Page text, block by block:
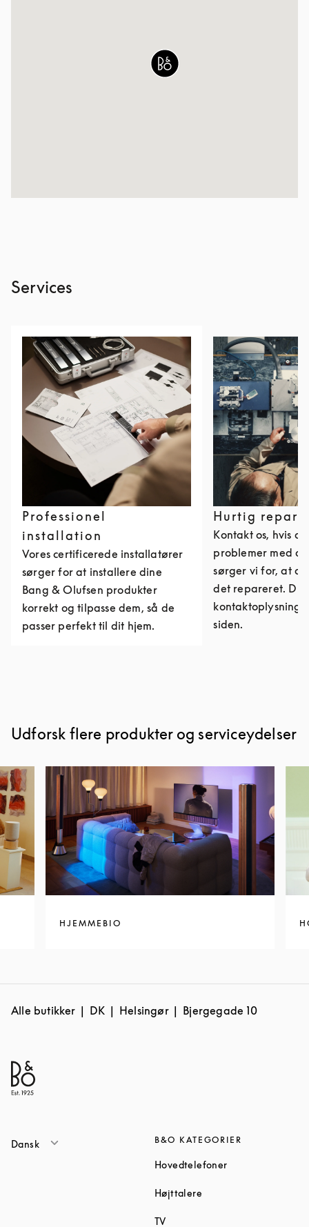
Services
Professionel
installation
Vores certificerede installatører
sørger for at installere dine
Bang & Olufsen produkter
korrekt og tilpasse dem, så de
passer perfekt til dit hjem.
Hurtig
Kontakt os, hvis
problemer med
sørger vi for, at
det repareret. Du
siden.
Udforsk flere produkter og serviceydelser
HJEMMEBIO
Alle butikker DK Helsingør Bjergegade 10
Dansk B&O KATEGORIER
HovedtelefonerLink Opens in
Højttalere
TVLink Opens in New Tab